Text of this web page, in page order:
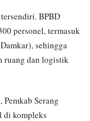
BPBD
personel, termasuk
sehingga
ruang dan logistik
Serang
di kompleks